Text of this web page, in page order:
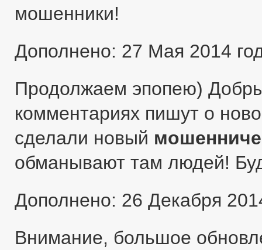
мошенники!
Дополнено: 27 Мая 2014
Продолжаем эпопею)
комментариях пишут о
сделали новый
обманывают там людей!
Дополнено: 26 Декабря
Внимание, большое